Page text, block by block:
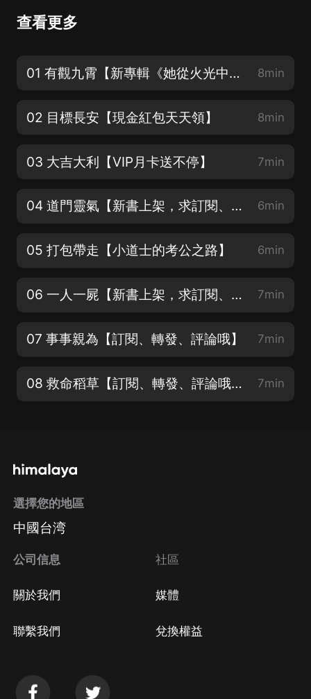
查看更多
01 有觀九霄【新專輯《她從火光中來》女強、推理、商戰,正在熱播】 8min
02 目標長安【現金紅包天天領】 8min
03 大吉大利【VIP月卡送不停】 7min
04 道門靈氣【新書上架，求訂閱、轉發、評論】 6min
05 打包帶走【小道士的考公之路】 6min
06 一人一屍【新書上架，求訂閱、轉發、評論】 7min
07 事事親為【訂閱、轉發、評論哦】 7min
08 救命稻草【訂閱、轉發、評論哦】 7min
選擇您的地區
中國台湾
公司信息
關於我們
聯繫我們
社區
媒體
兌換權益